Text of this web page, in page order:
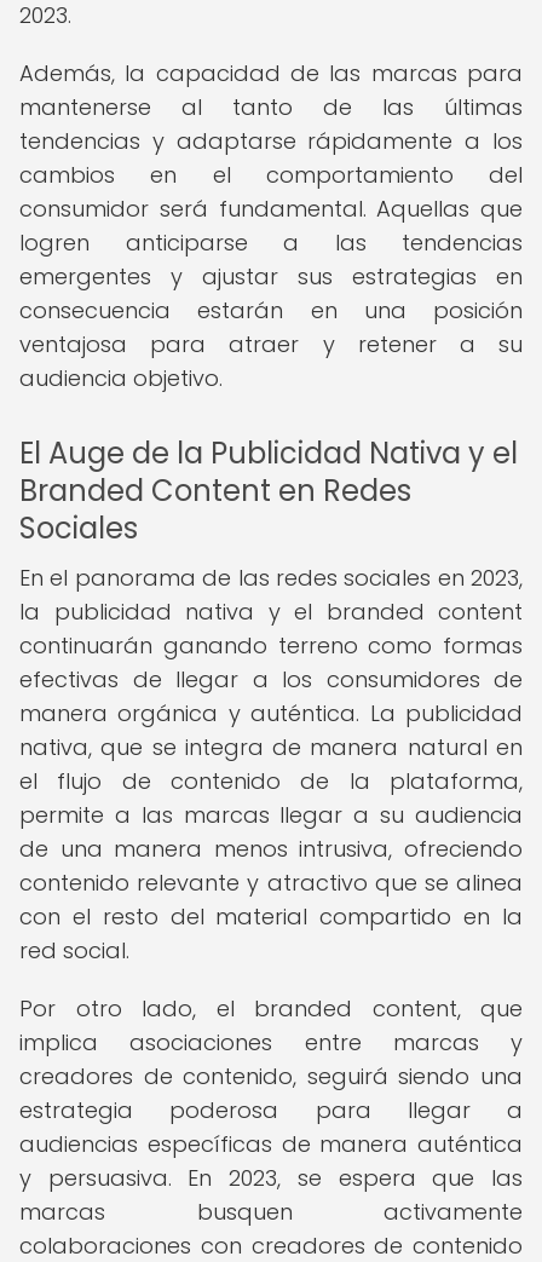
2023.
Además, la capacidad de las marcas para
mantenerse al tanto de las últimas
tendencias y adaptarse rápidamente a los
cambios en el comportamiento del
consumidor será fundamental. Aquellas que
logren anticiparse a las tendencias
emergentes y ajustar sus estrategias en
consecuencia estarán en una posición
ventajosa para atraer y retener a su
audiencia objetivo.
El Auge de la Publicidad Nativa y el
Branded Content en Redes
Sociales
En el panorama de las redes sociales en 2023,
la publicidad nativa y el branded content
continuarán ganando terreno como formas
efectivas de llegar a los consumidores de
manera orgánica y auténtica. La publicidad
nativa, que se integra de manera natural en
el flujo de contenido de la plataforma,
permite a las marcas llegar a su audiencia
de una manera menos intrusiva, ofreciendo
contenido relevante y atractivo que se alinea
con el resto del material compartido en la
red social.
Por otro lado, el branded content, que
implica asociaciones entre marcas y
creadores de contenido, seguirá siendo una
estrategia poderosa para llegar a
audiencias específicas de manera auténtica
y persuasiva. En 2023, se espera que las
marcas busquen activamente
colaboraciones con creadores de contenido